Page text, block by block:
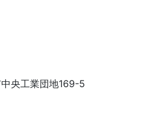
央工業団地169-5